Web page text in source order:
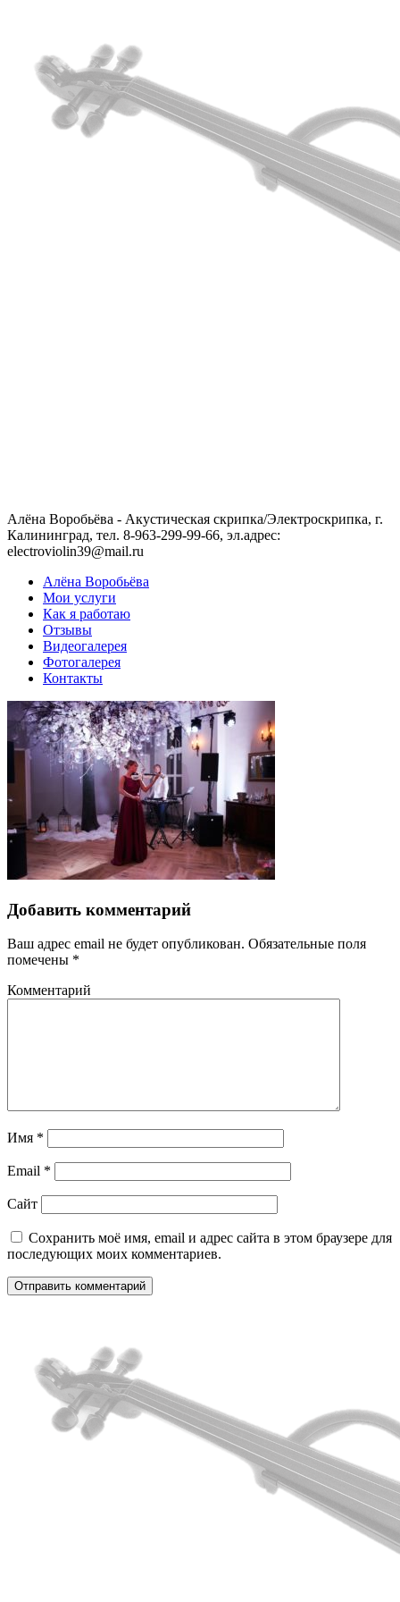
Алёна Воробьёва - Акустическая скрипка/Электроскрипка, г.
Калининград, тел. 8-963-299-99-66, эл.адрес:
electroviolin39@mail.ru
Алёна Воробьёва
Мои услуги
Как я работаю
Отзывы
Видеогалерея
Фотогалерея
Контакты
Добавить комментарий
Ваш адрес email не будет опубликован. Обязательные поля
помечены *
Комментарий
Имя *
Email *
Сайт
Сохранить моё имя, email и адрес сайта в этом браузере для
последующих моих комментариев.